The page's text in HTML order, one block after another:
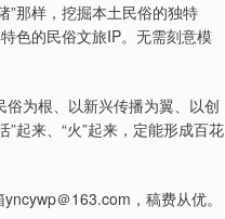
那样，挖掘本土民俗的独特
色的民俗文旅IP。无需刻意模
俗为根、以新兴传播为翼、以创
起来、“火”起来，定能形成百花
＠163.com，稿费从优。